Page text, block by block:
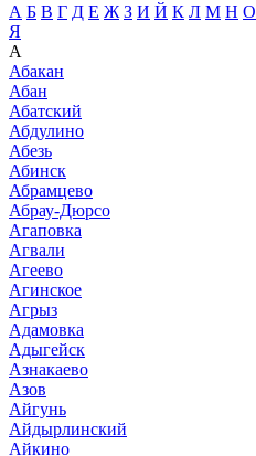
А Б В Г Д Е Ж З И Й К Л М Н О
Я
А
Абакан
Абан
Абатский
Абдулино
Абезь
Абинск
Абрамцево
Абрау-Дюрсо
Агаповка
Агвали
Агеево
Агинское
Агрыз
Адамовка
Адыгейск
Азнакаево
Азов
Айгунь
Айдырлинский
Айкино